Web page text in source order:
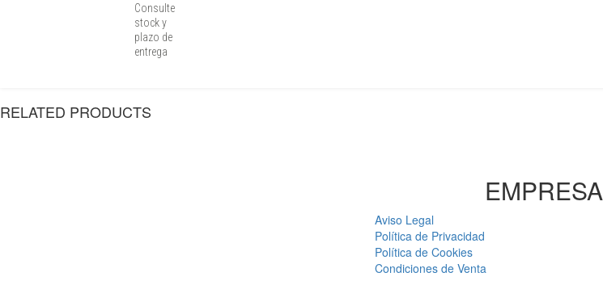
Consulte
stock y
plazo de
entrega
RELATED PRODUCTS
EMPRESA
Aviso Legal
Política de Privacidad
Política de Cookies
Condiciones de Venta